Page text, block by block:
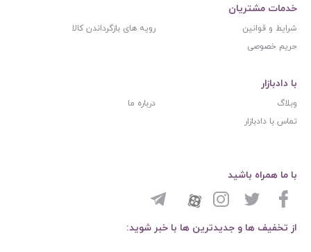
خدمات مشتریان
شرایط و قوانین
رویه های بازگرداندن کالا
حریم خصوصی
با دادبازار
وبلاگ
درباره ما
تماس با دادبازار
از تخفیف ها و جدیدترین ها با خبر شوید:
با ما همراه باشید